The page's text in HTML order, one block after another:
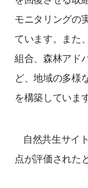
モニタリングの
ています。また
組合、森林アド
ど、地域の多様
を構築していま
自然共生サイ
点が評価された